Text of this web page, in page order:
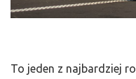
To jeden z najbardziej